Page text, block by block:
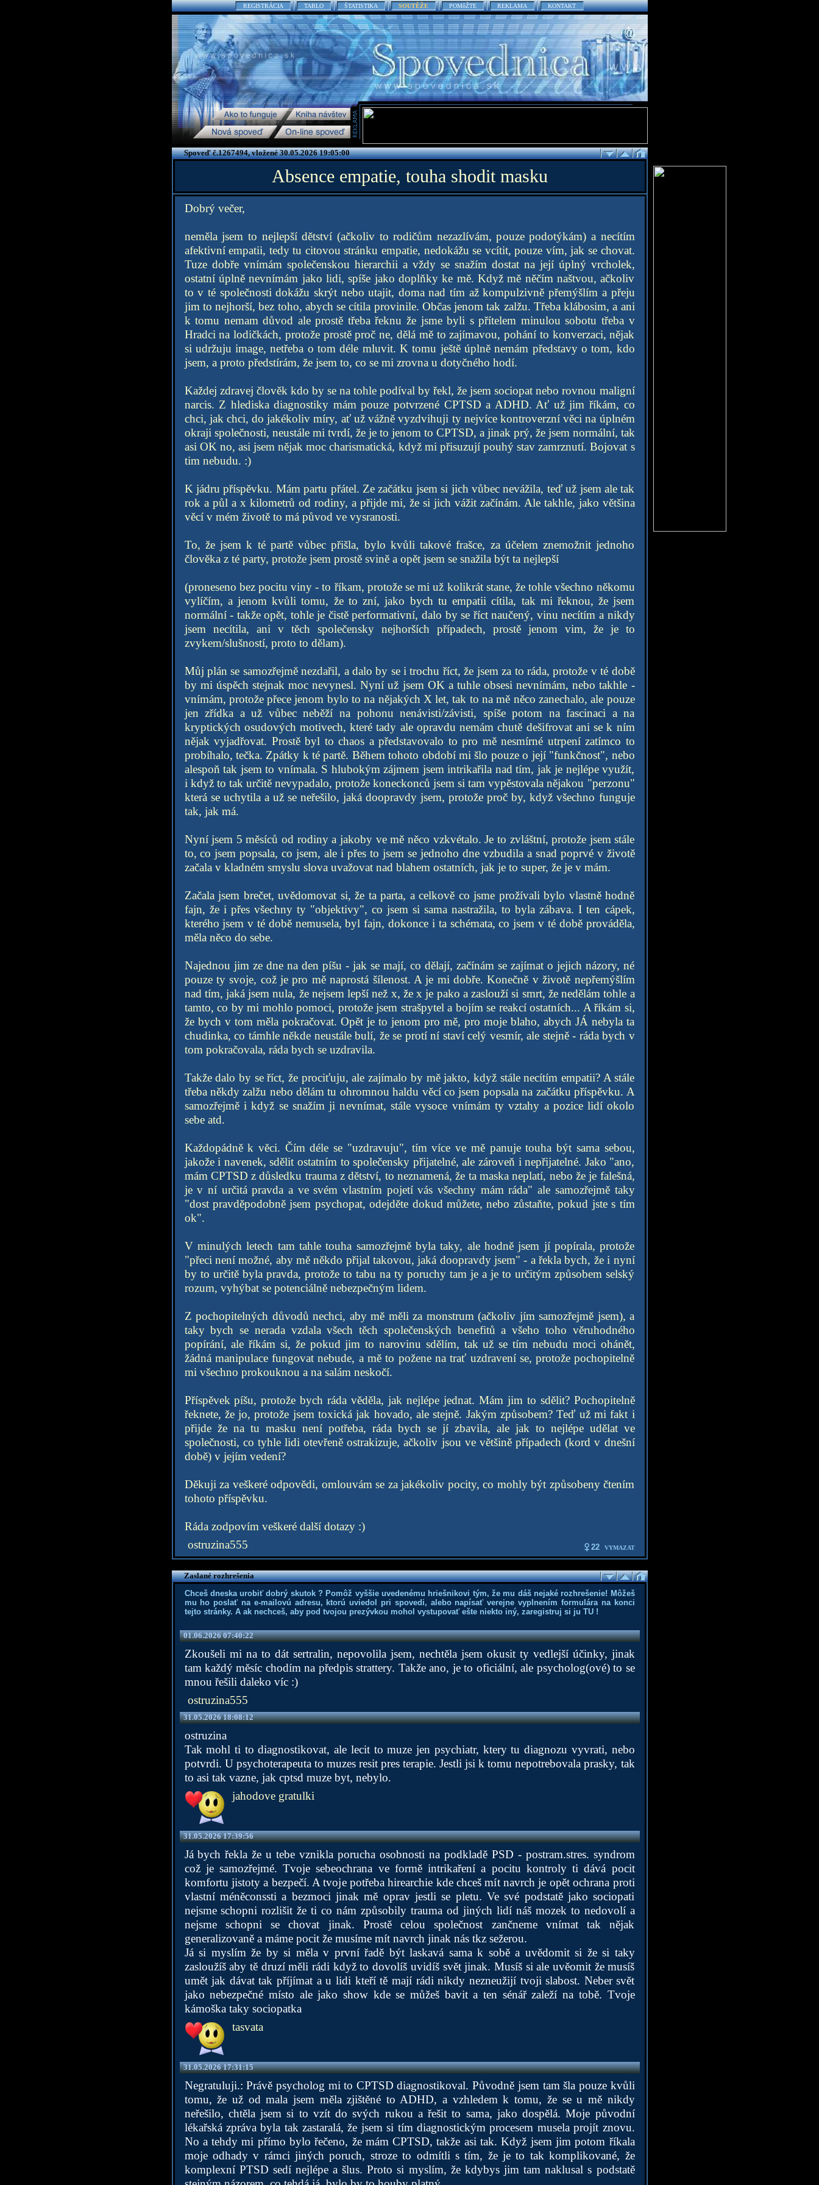
REGISTRÁCIA TABLO ŠTATISTIKA SOUTĚŽE POMôŽTE REKLAMA KONTAKT
Spoveď č.1267494, vložené 30.05.2026 19:05:00
Absence empatie, touha shodit masku
Dobrý večer,
neměla jsem to nejlepší dětství (ačkoliv to rodičům nezazlívám, pouze podotýkám) a necítím
afektivní empatii, tedy tu citovou stránku empatie, nedokážu se vcítit, pouze vím, jak se chovat.
Tuze dobře vnímám společenskou hierarchii a vždy se snažím dostat na její úplný vrcholek,
ostatní úplně nevnímám jako lidi, spíše jako doplňky ke mě. Když mě něčím naštvou, ačkoliv
to v té společnosti dokážu skrýt nebo utajit, doma nad tím až kompulzivně přemýšlím a přeju
jim to nejhorší, bez toho, abych se cítila provinile. Občas jenom tak zalžu. Třeba klábosim, a ani
k tomu nemam důvod ale prostě třeba řeknu že jsme byli s přítelem minulou sobotu třeba v
Hradci na lodičkách, protože prostě proč ne, dělá mě to zajímavou, pohání to konverzaci, nějak
si udržuju image, netřeba o tom déle mluvit. K tomu ještě úplně nemám představy o tom, kdo
jsem, a proto předstírám, že jsem to, co se mi zrovna u dotyčného hodí.
Každej zdravej člověk kdo by se na tohle podíval by řekl, že jsem sociopat nebo rovnou maligní
narcis. Z hlediska diagnostiky mám pouze potvrzené CPTSD a ADHD. Ať už jim říkám, co
chci, jak chci, do jakékoliv míry, ať už vážně vyzdvihuji ty nejvíce kontroverzní věci na úplném
okraji společnosti, neustále mi tvrdí, že je to jenom to CPTSD, a jinak prý, že jsem normální, tak
asi OK no, asi jsem nějak moc charismatická, když mi přisuzují pouhý stav zamrznutí. Bojovat s
tim nebudu. :)
K jádru příspěvku. Mám partu přátel. Ze začátku jsem si jich vůbec nevážila, teď už jsem ale tak
rok a půl a x kilometrů od rodiny, a přijde mi, že si jich vážit začínám. Ale takhle, jako většina
věcí v mém životě to má původ ve vysranosti.
To, že jsem k té partě vůbec přišla, bylo kvůli takové frašce, za účelem znemožnit jednoho
člověka z té party, protože jsem prostě svině a opět jsem se snažila být ta nejlepší
(proneseno bez pocitu viny - to říkam, protože se mi už kolikrát stane, že tohle všechno někomu
vylíčím, a jenom kvůli tomu, že to zní, jako bych tu empatii cítila, tak mi řeknou, že jsem
normální - takže opět, tohle je čistě performativní, dalo by se říct naučený, vinu necítím a nikdy
jsem necítila, ani v těch společensky nejhorších případech, prostě jenom vim, že je to
zvykem/slušností, proto to dělam).
Můj plán se samozřejmě nezdařil, a dalo by se i trochu říct, že jsem za to ráda, protože v té době
by mi úspěch stejnak moc nevynesl. Nyní už jsem OK a tuhle obsesi nevnímám, nebo takhle -
vnímám, protože přece jenom bylo to na nějakých X let, tak to na mě něco zanechalo, ale pouze
jen zřídka a už vůbec neběží na pohonu nenávisti/závisti, spíše potom na fascinaci a na
kryptických osudových motivech, které tady ale opravdu nemám chutě dešifrovat ani se k ním
nějak vyjadřovat. Prostě byl to chaos a představovalo to pro mě nesmírné utrpení zatímco to
probíhalo, tečka. Zpátky k té partě. Během tohoto období mi šlo pouze o její "funkčnost", nebo
alespoň tak jsem to vnímala. S hlubokým zájmem jsem intrikařila nad tím, jak je nejlépe využít,
i když to tak určitě nevypadalo, protože koneckonců jsem si tam vypěstovala nějakou "perzonu"
která se uchytila a už se neřešilo, jaká doopravdy jsem, protože proč by, když všechno funguje
tak, jak má.
Nyní jsem 5 měsíců od rodiny a jakoby ve mě něco vzkvétalo. Je to zvláštní, protože jsem stále
to, co jsem popsala, co jsem, ale i přes to jsem se jednoho dne vzbudila a snad poprvé v životě
začala v kladném smyslu slova uvažovat nad blahem ostatních, jak je to super, že je v mám.
Začala jsem brečet, uvědomovat si, že ta parta, a celkově co jsme prožívali bylo vlastně hodně
fajn, že i přes všechny ty "objektivy", co jsem si sama nastražila, to byla zábava. I ten cápek,
kterého jsem v té době nemusela, byl fajn, dokonce i ta schémata, co jsem v té době prováděla,
měla něco do sebe.
Najednou jim ze dne na den píšu - jak se mají, co dělají, začínám se zajímat o jejich názory, né
pouze ty svoje, což je pro mě naprostá šílenost. A je mi dobře. Konečně v životě nepřemýšlím
nad tím, jaká jsem nula, že nejsem lepší než x, že x je pako a zaslouží si smrt, že nedělám tohle a
tamto, co by mi mohlo pomoci, protože jsem strašpytel a bojím se reakcí ostatních... A říkám si,
že bych v tom měla pokračovat. Opět je to jenom pro mě, pro moje blaho, abych JÁ nebyla ta
chudinka, co támhle někde neustále bulí, že se protí ní staví celý vesmír, ale stejně - ráda bych v
tom pokračovala, ráda bych se uzdravila.
Takže dalo by se říct, že prociťuju, ale zajímalo by mě jakto, když stále necítím empatii? A stále
třeba někdy zalžu nebo dělám tu ohromnou haldu věcí co jsem popsala na začátku příspěvku. A
samozřejmě i když se snažím ji nevnímat, stále vysoce vnímám ty vztahy a pozice lidí okolo
sebe atd.
Každopádně k věci. Čím déle se "uzdravuju", tím více ve mě panuje touha být sama sebou,
jakože i navenek, sdělit ostatním to společensky přijatelné, ale zároveň i nepřijatelné. Jako "ano,
mám CPTSD z důsledku trauma z dětství, to neznamená, že ta maska neplatí, nebo že je falešná,
je v ní určitá pravda a ve svém vlastním pojetí vás všechny mám ráda" ale samozřejmě taky
"dost pravděpodobně jsem psychopat, odejděte dokud můžete, nebo zůstaňte, pokud jste s tím
ok".
V minulých letech tam tahle touha samozřejmě byla taky, ale hodně jsem jí popírala, protože
"přeci není možné, aby mě někdo přijal takovou, jaká doopravdy jsem" - a řekla bych, že i nyní
by to určitě byla pravda, protože to tabu na ty poruchy tam je a je to určitým způsobem selský
rozum, vyhýbat se potenciálně nebezpečným lidem.
Z pochopitelných důvodů nechci, aby mě měli za monstrum (ačkoliv jím samozřejmě jsem), a
taky bych se nerada vzdala všech těch společenských benefitů a všeho toho věruhodného
popírání, ale říkám si, že pokud jim to narovinu sdělím, tak už se tím nebudu moci ohánět,
žádná manipulace fungovat nebude, a mě to požene na trať uzdravení se, protože pochopitelně
mi všechno prokouknou a na salám neskočí.
Příspěvek píšu, protože bych ráda věděla, jak nejlépe jednat. Mám jim to sdělit? Pochopitelně
řeknete, že jo, protože jsem toxická jak hovado, ale stejně. Jakým způsobem? Teď už mi fakt i
přijde že na tu masku není potřeba, ráda bych se jí zbavila, ale jak to nejlépe udělat ve
společnosti, co tyhle lidi otevřeně ostrakizuje, ačkoliv jsou ve většině případech (kord v dnešní
době) v jejím vedení?
Děkuji za veškeré odpovědi, omlouvám se za jakékoliv pocity, co mohly být způsobeny čtením
tohoto příspěvku.
Ráda zodpovím veškeré další dotazy :)
ostruzina555
22 VYMAZAT
Zaslané rozhrešenia
Chceš dneska urobiť dobrý skutok ? Pomôž vyššie uvedenému hriešnikovi tým, že mu dáš nejaké rozhrešenie! Môžeš
mu ho poslať na e-mailovú adresu, ktorú uviedol pri spovedi, alebo napísať verejne vyplnením formulára na konci
tejto stránky. A ak nechceš, aby pod tvojou prezývkou mohol vystupovať ešte niekto iný, zaregistruj si ju TU!
01.06.2026 07:40:22
Zkoušeli mi na to dát sertralin, nepovolila jsem, nechtěla jsem okusit ty vedlejší účinky, jinak
tam každý měsíc chodím na předpis strattery. Takže ano, je to oficiální, ale psycholog(ové) to se
mnou řešili daleko víc :)
ostruzina555
31.05.2026 18:08:12
ostruzina
Tak mohl ti to diagnostikovat, ale lecit to muze jen psychiatr, ktery tu diagnozu vyvrati, nebo
potvrdi. U psychoterapeuta to muzes resit pres terapie. Jestli jsi k tomu nepotrebovala prasky, tak
to asi tak vazne, jak cptsd muze byt, nebylo.
jahodove gratulki
31.05.2026 17:39:56
Já bych řekla že u tebe vznikla porucha osobnosti na podkladě PSD - postram.stres. syndrom
což je samozřejmé. Tvoje sebeochrana ve formě intrikaření a pocitu kontroly ti dává pocit
komfortu jistoty a bezpečí. A tvoje potřeba hirearchie kde chceš mít navrch je opět ochrana proti
vlastní méněconssti a bezmoci jinak mě oprav jestli se pletu. Ve své podstatě jako sociopati
nejsme schopni rozlišit že ti co nám způsobily trauma od jiných lidí náš mozek to nedovolí a
nejsme schopni se chovat jinak. Prostě celou společnost zančneme vnímat tak nějak
generalizovaně a máme pocit že musíme mít navrch jinak nás tkz sežerou.
Já si myslím že by si měla v první řadě být laskavá sama k sobě a uvědomit si že si taky
zasloužíš aby tě druzí měli rádi když to dovolíš uvidíš svět jinak. Musíš si ale uvěomit že musíš
umět jak dávat tak příjímat a u lidi kteří tě mají rádi nikdy nezneužijí tvoji slabost. Neber svět
jako nebezpečné místo ale jako show kde se můžeš bavit a ten sénář zaleží na tobě. Tvoje
kámoška taky sociopatka
tasvata
31.05.2026 17:31:15
Negratuluji.: Právě psycholog mi to CPTSD diagnostikoval. Původně jsem tam šla pouze kvůli
tomu, že už od mala jsem měla zjištěné to ADHD, a vzhledem k tomu, že se u mě nikdy
neřešilo, chtěla jsem si to vzít do svých rukou a řešit to sama, jako dospělá. Moje původní
lékařská zpráva byla tak zastaralá, že jsem si tím diagnostickým procesem musela projít znovu.
No a tehdy mi přímo bylo řečeno, že mám CPTSD, takže asi tak. Když jsem jim potom říkala
moje odhady v rámci jiných poruch, stroze to odmítli s tím, že je to tak komplikované, že
komplexní PTSD sedí nejlépe a šlus. Proto si myslím, že kdybys jim tam naklusal s podstatě